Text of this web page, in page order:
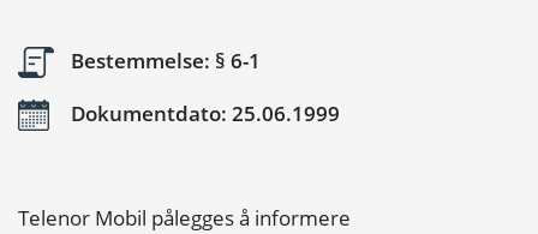
Bestemmelse: § 6-1
Dokumentdato: 25.06.1999
Telenor Mobil pålegges å informere